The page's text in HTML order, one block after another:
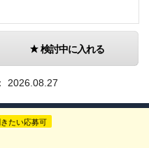
検討中に入れる
2026.08.27
たい応募可